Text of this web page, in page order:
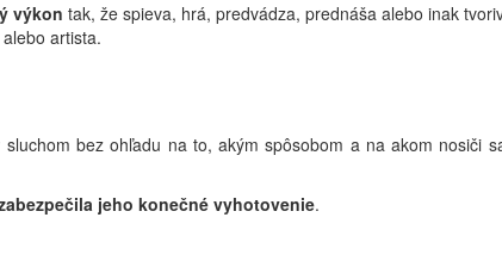
výkon tak, že spieva, hrá, predvádza, prednáša alebo inak
artista.
bez ohľadu na to, akým spôsobom a na akom nosiči
jeho konečné vyhotovenie.